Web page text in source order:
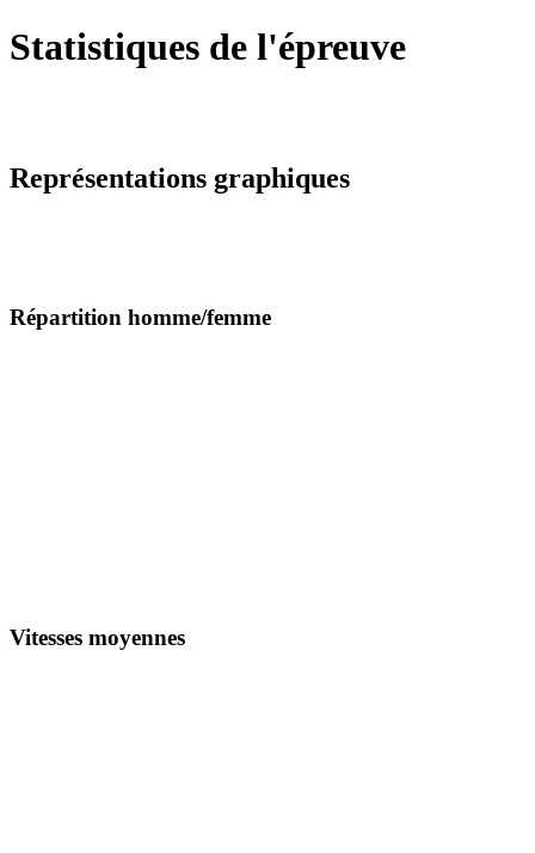
Statistiques de l'épreuve
Représentations graphiques
Répartition homme/femme
Vitesses moyennes